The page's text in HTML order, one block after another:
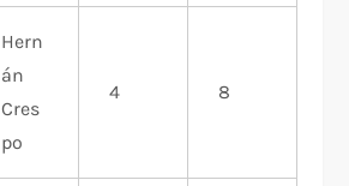
Hern
án
Cres
po
4 8